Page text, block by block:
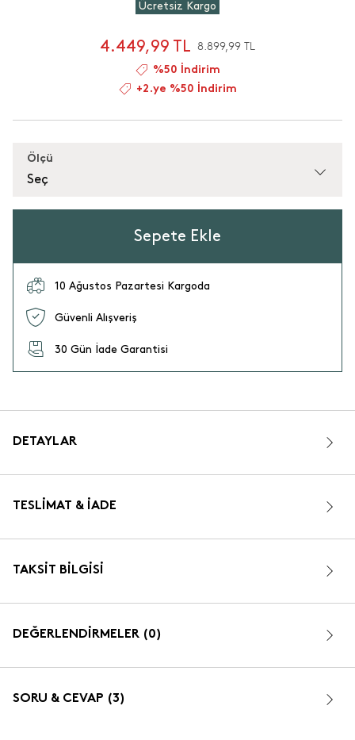
Ücretsiz Kargo
4.449,99 TL 8.899,99 TL
%50 İndirim
+2.ye %50 İndirim
Ölçü
Seç
Sepete Ekle
10 Ağustos Pazartesi Kargoda
Güvenli Alışveriş
30 Gün İade Garantisi
DETAYLAR
TESLIMAT & İADE
TAKSIT BILGISI
DEĞERLENDİRMELER (0)
SORU & CEVAP (3)